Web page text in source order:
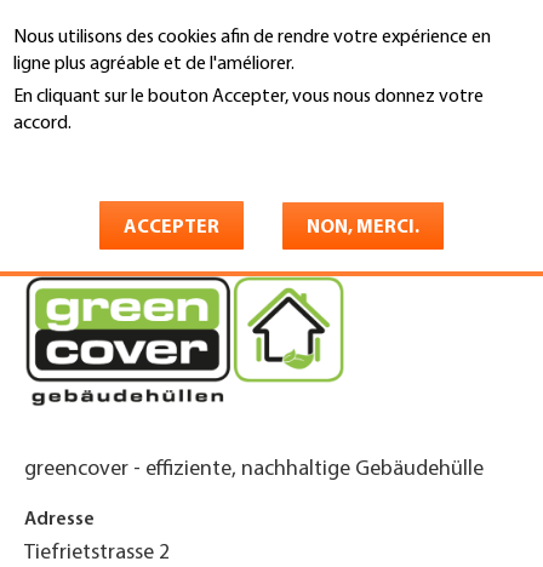
Nous utilisons des cookies afin de rendre votre expérience en
ligne plus agréable et de l'améliorer.
En cliquant sur le bouton Accepter, vous nous donnez votre
accord.
ACCEPTER NON, MERCI.
au
contenu
principal
Recherche
You
greencover - effiziente, nachhaltige Gebäudehülle
Adresse
Tiefrietstrasse 2